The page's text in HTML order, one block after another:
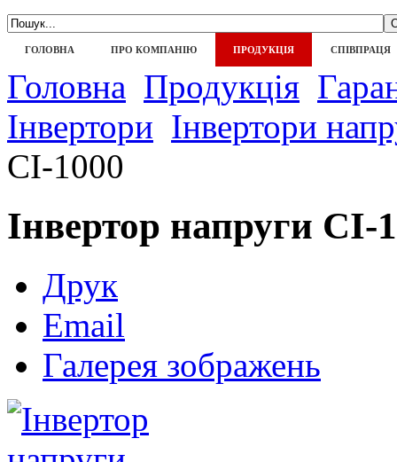
ГОЛОВНА ПРО КОМПАНІЮ ПРОДУКЦІЯ СПІВПРАЦЯ
Головна Продукція
Інвертори Інвертори
СІ-1000
Інвертор напруги СІ-
Друк
Email
Галерея зображень